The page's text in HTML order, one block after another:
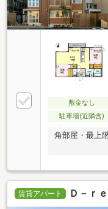
敷金なし
駐車場(近隣含)
角部屋・最上
賃貸アパート Ｄ－ｒ